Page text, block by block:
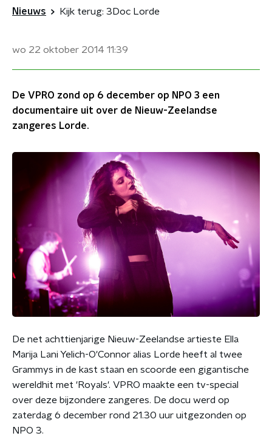
Nieuws Kijk terug: 3Doc Lorde
wo 22 oktober 2014 11:39
De VPRO zond op 6 december op NPO 3 een
documentaire uit over de Nieuw-Zeelandse
zangeres Lorde.
De net achttienjarige Nieuw-Zeelandse artieste Ella
Marija Lani Yelich-O'Connor alias Lorde heeft al twee
Grammys in de kast staan en scoorde een gigantische
wereldhit met 'Royals'. VPRO maakte een tv-special
over deze bijzondere zangeres. De docu werd op
zaterdag 6 december rond 21.30 uur uitgezonden op
NPO 3.